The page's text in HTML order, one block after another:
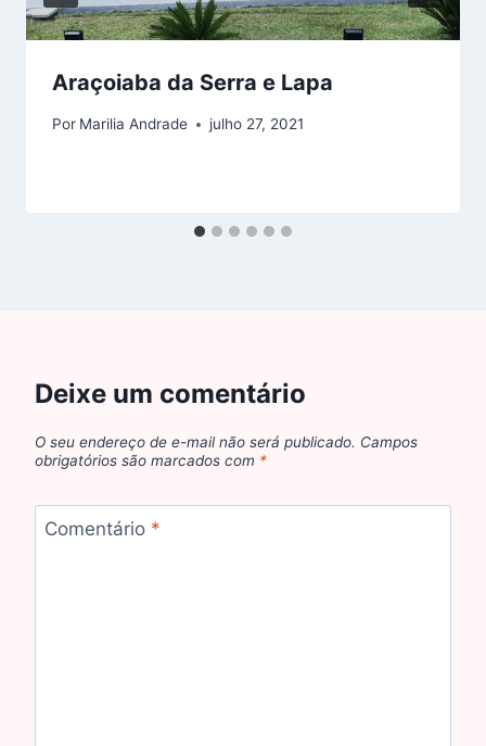
Araçoiaba da Serra e Lapa
Por Marilia Andrade julho 27, 2021
Deixe um comentário
O seu endereço de e-mail não será publicado. Campos
obrigatórios são marcados com *
Comentário *